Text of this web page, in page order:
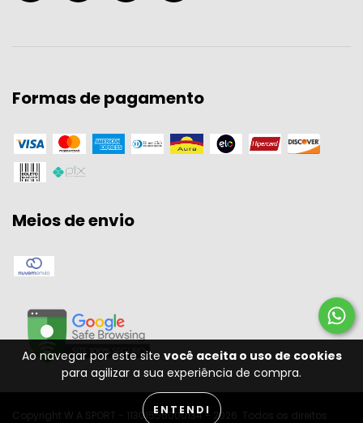
Ao navegar por este site você aceita o uso de cookies
para agilizar a sua experiência de compra.
ENTENDI
Formas de pagamento
Meios de envio
Copyright W A SPORT - 11301556000134 - 2026. Todos os direitos